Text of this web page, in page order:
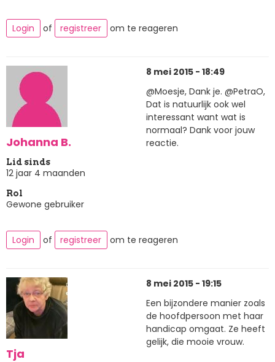
Login of registreer om te reageren
Johanna B.
Lid sinds
12 jaar 4 maanden
Rol
Gewone gebruiker
8 mei 2015 - 18:49
@Moesje, Dank je. @PetraO,
Dat is natuurlijk ook wel
interessant want wat is
normaal? Dank voor jouw
reactie.
Login of registreer om te reageren
Tja
8 mei 2015 - 19:15
Een bijzondere manier zoals
de hoofdpersoon met haar
handicap omgaat. Ze heeft
gelijk, die mooie vrouw.